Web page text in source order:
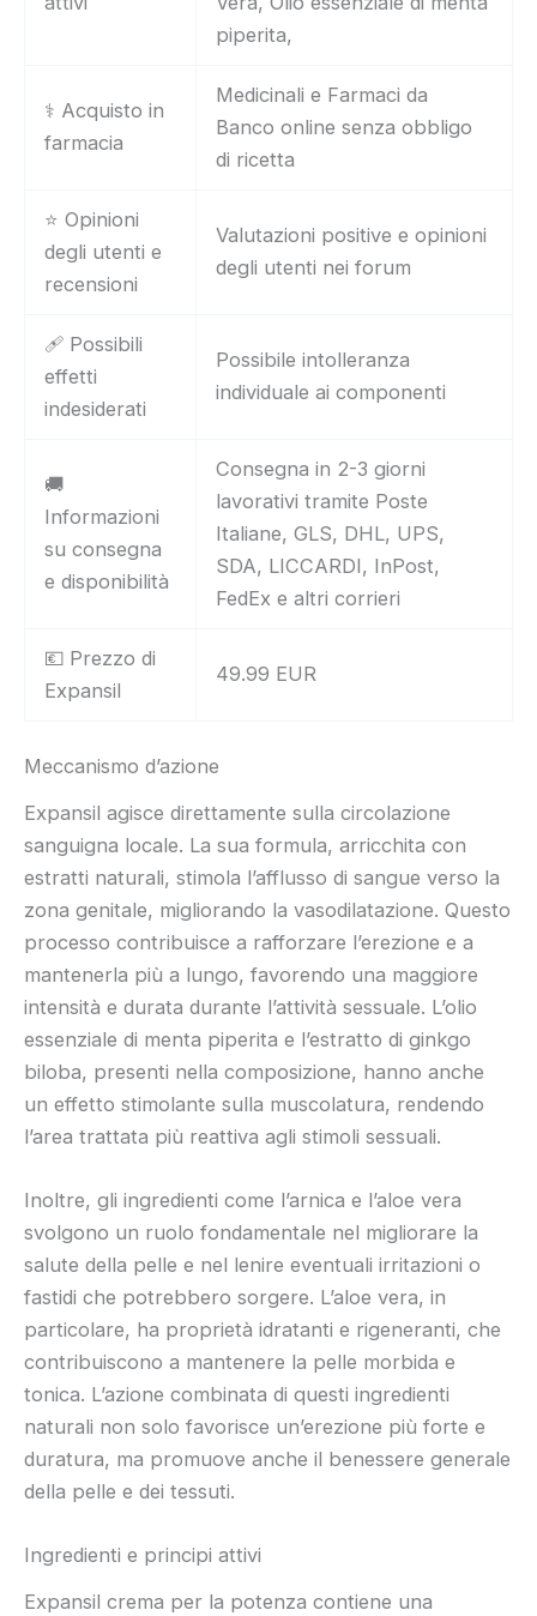
piperita,
⚕️ Acquisto in
farmacia
Medicinali e Farmaci da
Banco online senza obbligo
di ricetta
⭐ Opinioni
degli utenti e
recensioni
Valutazioni positive e opinioni
degli utenti nei forum
🩹 Possibili
effetti
indesiderati
Possibile intolleranza
individuale ai componenti
🚚
Informazioni
su consegna
e disponibilità
Consegna in 2-3 giorni
lavorativi tramite Poste
Italiane, GLS, DHL, UPS,
SDA, LICCARDI, InPost,
FedEx e altri corrieri
💶 Prezzo di
Expansil
49.99 EUR
Meccanismo d’azione
Expansil agisce direttamente sulla circolazione
sanguigna locale. La sua formula, arricchita con
estratti naturali, stimola l’afflusso di sangue verso la
zona genitale, migliorando la vasodilatazione. Questo
processo contribuisce a rafforzare l’erezione e a
mantenerla più a lungo, favorendo una maggiore
intensità e durata durante l’attività sessuale. L’olio
essenziale di menta piperita e l’estratto di ginkgo
biloba, presenti nella composizione, hanno anche
un effetto stimolante sulla muscolatura, rendendo
l’area trattata più reattiva agli stimoli sessuali.
Inoltre, gli ingredienti come l’arnica e l’aloe vera
svolgono un ruolo fondamentale nel migliorare la
salute della pelle e nel lenire eventuali irritazioni o
fastidi che potrebbero sorgere. L’aloe vera, in
particolare, ha proprietà idratanti e rigeneranti, che
contribuiscono a mantenere la pelle morbida e
tonica. L’azione combinata di questi ingredienti
naturali non solo favorisce un’erezione più forte e
duratura, ma promuove anche il benessere generale
della pelle e dei tessuti.
Ingredienti e principi attivi
Expansil crema per la potenza contiene una